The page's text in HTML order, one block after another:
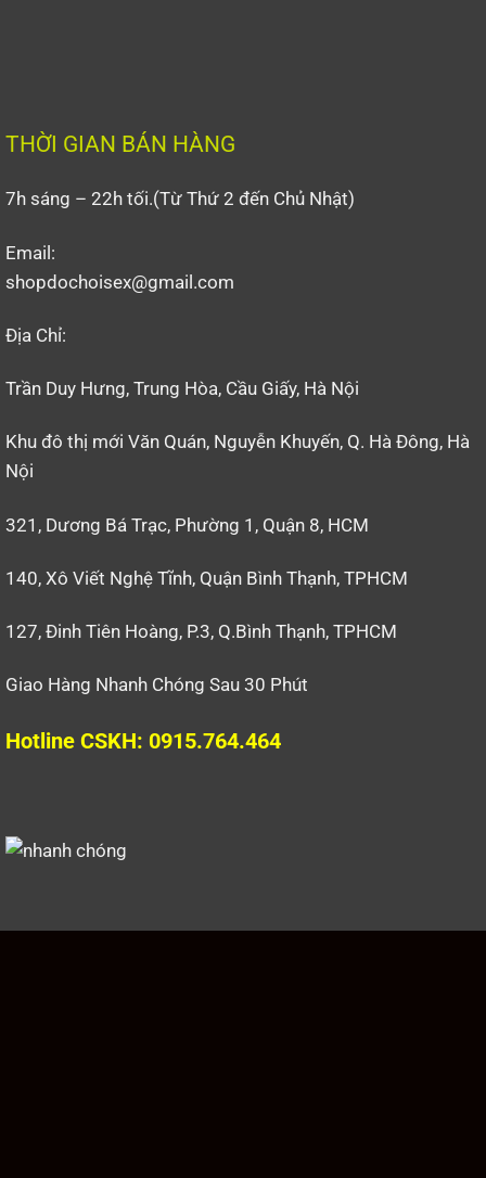
THỜI GIAN BÁN HÀNG
7h sáng – 22h tối.(Từ Thứ 2 đến Chủ Nhật)
Email:
shopdochoisex@gmail.com
Địa Chỉ:
Trần Duy Hưng, Trung Hòa, Cầu Giấy, Hà Nội
Khu đô thị mới Văn Quán, Nguyễn Khuyến, Q. Hà Đông, Hà
Nội
321, Dương Bá Trạc, Phường 1, Quận 8, HCM
140, Xô Viết Nghệ Tĩnh, Quận Bình Thạnh, TPHCM
127, Đinh Tiên Hoàng, P.3, Q.Bình Thạnh, TPHCM
Giao Hàng Nhanh Chóng Sau 30 Phút
Hotline CSKH: 0915.764.464